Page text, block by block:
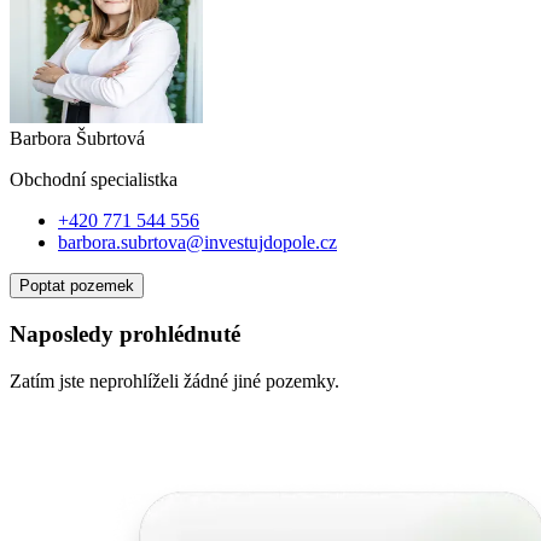
Barbora Šubrtová
Obchodní specialistka
+420 771 544 556
barbora.subrtova@investujdopole.cz
Poptat pozemek
Naposledy prohlédnuté
Zatím jste neprohlíželi žádné jiné pozemky.